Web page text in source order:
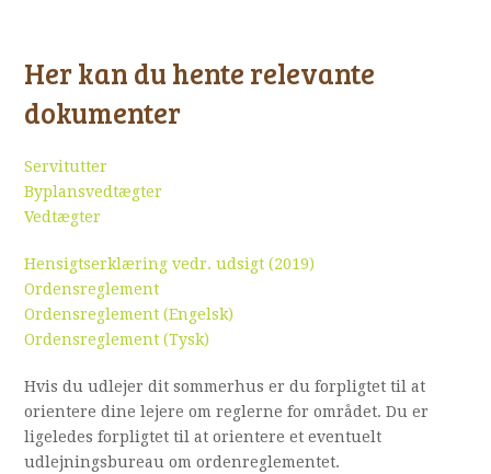
Her kan du hente relevante
dokumenter
Servitutter
Byplansvedtægter
Vedtægter
Hensigtserklæring vedr. udsigt (2019)
Ordensreglement
Ordensreglement (Engelsk)
Ordensreglement (Tysk)
Hvis du udlejer dit sommerhus er du forpligtet til at
orientere dine lejere om reglerne for området. Du er
ligeledes forpligtet til at orientere et eventuelt
udlejningsbureau om ordenreglementet.